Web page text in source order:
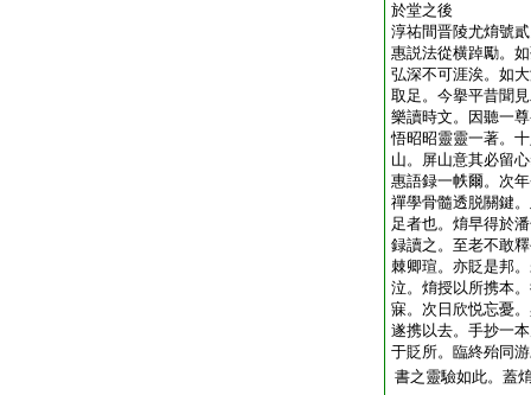
於堂之後
淳祐間晋陵尤焴號
惠説法從横踔勵。
弘深不可涯涘。如
取足。今擧平昔聞
樂讀時文。因聽一
悟昭昭靈靈一著。
山。屏山意其必留
惠語録一帙爾。次
禪學骨髓透脱關鍵
足者也。焴早得於
録讀之。至老不敢
棘卿瑄。亦貶是邦
泣。焴授以所携本
寐。次日欣悦忘憂
遂携以去。手抄一
于貶所。臨終殆同
書之靈驗如此。蓋